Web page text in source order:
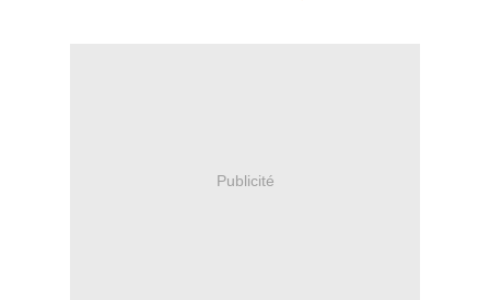
Publicité